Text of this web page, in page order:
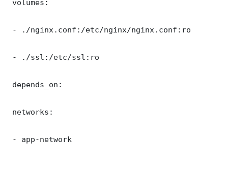
volumes:
- ./nginx.conf:/etc/nginx/nginx.conf:ro
- ./ssl:/etc/ssl:ro
depends_on:
networks:
- app-network